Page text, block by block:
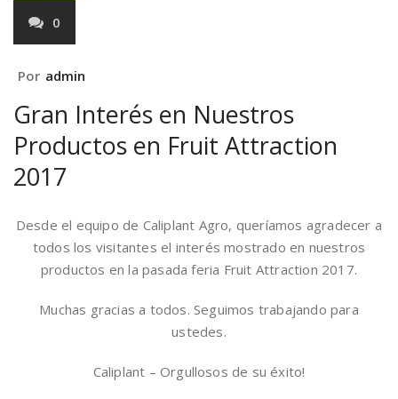
0
Por admin
Gran Interés en Nuestros
Productos en Fruit Attraction
2017
Desde el equipo de Caliplant Agro, queríamos agradecer a
todos los visitantes el interés mostrado en nuestros
productos en la pasada feria Fruit Attraction 2017.
Muchas gracias a todos. Seguimos trabajando para
ustedes.
Caliplant – Orgullosos de su éxito!